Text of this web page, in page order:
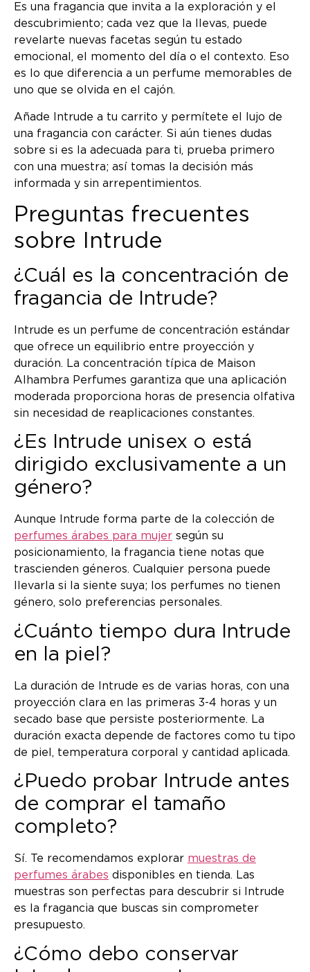
Es una fragancia que invita a la exploración y el
descubrimiento; cada vez que la llevas, puede
revelarte nuevas facetas según tu estado
emocional, el momento del día o el contexto. Eso
es lo que diferencia a un perfume memorables de
uno que se olvida en el cajón.
Añade Intrude a tu carrito y permítete el lujo de
una fragancia con carácter. Si aún tienes dudas
sobre si es la adecuada para ti, prueba primero
con una muestra; así tomas la decisión más
informada y sin arrepentimientos.
Preguntas frecuentes
sobre Intrude
¿Cuál es la concentración de
fragancia de Intrude?
Intrude es un perfume de concentración estándar
que ofrece un equilibrio entre proyección y
duración. La concentración típica de Maison
Alhambra Perfumes garantiza que una aplicación
moderada proporciona horas de presencia olfativa
sin necesidad de reaplicaciones constantes.
¿Es Intrude unisex o está
dirigido exclusivamente a un
género?
Aunque Intrude forma parte de la colección de
perfumes árabes para mujer según su
posicionamiento, la fragancia tiene notas que
trascienden géneros. Cualquier persona puede
llevarla si la siente suya; los perfumes no tienen
género, solo preferencias personales.
¿Cuánto tiempo dura Intrude
en la piel?
La duración de Intrude es de varias horas, con una
proyección clara en las primeras 3-4 horas y un
secado base que persiste posteriormente. La
duración exacta depende de factores como tu tipo
de piel, temperatura corporal y cantidad aplicada.
¿Puedo probar Intrude antes
de comprar el tamaño
completo?
Sí. Te recomendamos explorar muestras de
perfumes árabes disponibles en tienda. Las
muestras son perfectas para descubrir si Intrude
es la fragancia que buscas sin comprometer
presupuesto.
¿Cómo debo conservar